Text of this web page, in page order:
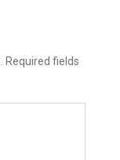
Required fields